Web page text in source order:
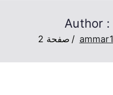
Author :
ammar1 صفحة 2